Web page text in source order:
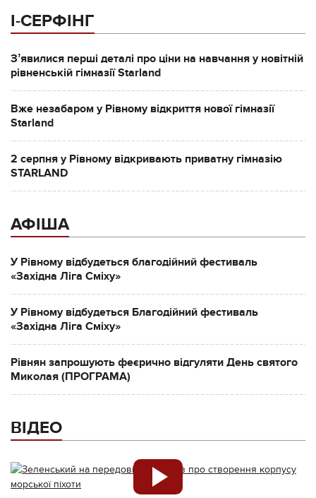
І-СЕРФІНГ
Зʼявилися перші деталі про ціни на навчання у новітній
рівненській гімназії Starland
Вже незабаром у Рівному відкриття нової гімназії
Starland
2 серпня у Рівному відкривають приватну гімназію
STARLAND
АФІША
У Рівному відбудеться благодійний фестиваль
«Західна Ліга Сміху»
У Рівному відбудеться Благодійний фестиваль
«Західна Ліга Сміху»
Рівнян запрошують феєрично відгуляти День святого
Миколая (ПРОГРАМА)
ВІДЕО